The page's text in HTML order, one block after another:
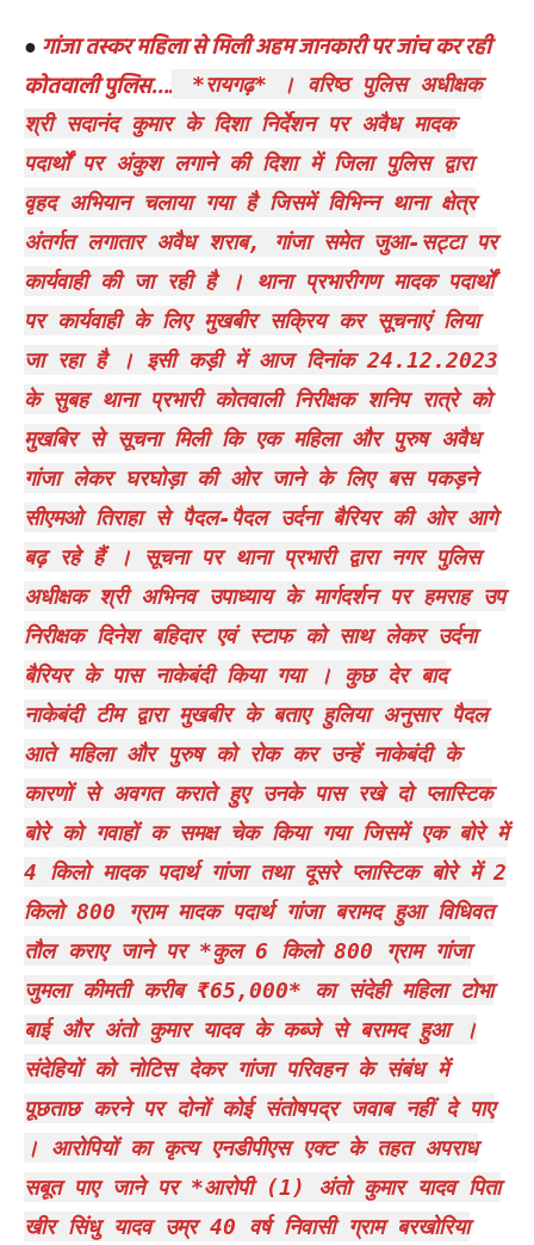
● गांजा तस्कर महिला से मिली अहम जानकारी पर जांच कर रही
कोतवाली पुलिस….
*रायगढ़* । वरिष्ठ पुलिस अधीक्षक
श्री सदानंद कुमार के दिशा निर्देशन पर अवैध मादक
पदार्थों पर अंकुश लगाने की दिशा में जिला पुलिस द्वारा
वृहद अभियान चलाया गया है जिसमें विभिन्न थाना क्षेत्र
अंतर्गत लगातार अवैध शराब, गांजा समेत जुआ-सट्टा पर
कार्यवाही की जा रही है । थाना प्रभारीगण मादक पदार्थों
पर कार्यवाही के लिए मुखबीर सक्रिय कर सूचनाएं लिया
जा रहा है । इसी कड़ी में आज दिनांक 24.12.2023
के सुबह थाना प्रभारी कोतवाली निरीक्षक शनिप रात्रे को
मुखबिर से सूचना मिली कि एक महिला और पुरुष अवैध
गांजा लेकर घरघोड़ा की ओर जाने के लिए बस पकड़ने
सीएमओ तिराहा से पैदल-पैदल उर्दना बैरियर की ओर आगे
बढ़ रहे हैं । सूचना पर थाना प्रभारी द्वारा नगर पुलिस
अधीक्षक श्री अभिनव उपाध्याय के मार्गदर्शन पर हमराह उप
निरीक्षक दिनेश बहिदार एवं स्टाफ को साथ लेकर उर्दना
बैरियर के पास नाकेबंदी किया गया । कुछ देर बाद
नाकेबंदी टीम द्वारा मुखबीर के बताए हुलिया अनुसार पैदल
आते महिला और पुरुष को रोक कर उन्हें नाकेबंदी के
कारणों से अवगत कराते हुए उनके पास रखे दो प्लास्टिक
बोरे को गवाहों क समक्ष चेक किया गया जिसमें एक बोरे में
4 किलो मादक पदार्थ गांजा तथा दूसरे प्लास्टिक बोरे में 2
किलो 800 ग्राम मादक पदार्थ गांजा बरामद हुआ विधिवत
तौल कराए जाने पर *कुल 6 किलो 800 ग्राम गांजा
जुमला कीमती करीब ₹65,000* का संदेही महिला टोभा
बाई और अंतो कुमार यादव के कब्जे से बरामद हुआ ।
संदेहियों को नोटिस देकर गांजा परिवहन के संबंध में
पूछताछ करने पर दोनों कोई संतोषपद्र जवाब नहीं दे पाए
। आरोपियों का कृत्य एनडीपीएस एक्ट के तहत अपराध
सबूत पाए जाने पर *आरोपी (1) अंतो कुमार यादव पिता
खीर सिंधु यादव उम्र 40 वर्ष निवासी ग्राम बरखोरिया